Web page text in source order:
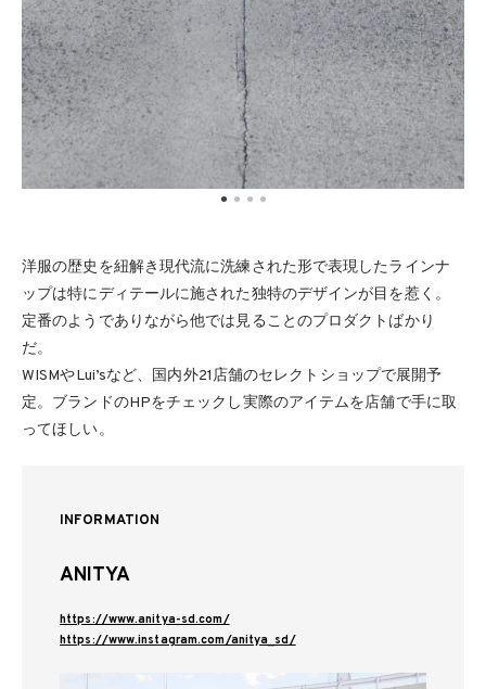
洋服の歴史を紐解き現代流に洗練された形で表現したラインナ
ップは特にディテールに施された独特のデザインが目を惹く。
定番のようでありながら他では見ることのプロダクトばかり
だ。
WISMやLui’sなど、国内外21店舗のセレクトショップで展開予
定。ブランドのHPをチェックし実際のアイテムを店舗で手に取
ってほしい。
INFORMATION
ANITYA
https://www.anitya-sd.com/
https://www.instagram.com/anitya_sd/